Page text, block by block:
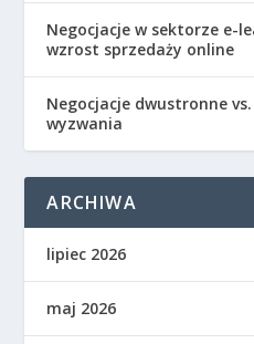
Negocjacje w sektorze e-
wzrost sprzedaży online
Negocjacje dwustronne
wyzwania
ARCHIWA
lipiec 2026
maj 2026